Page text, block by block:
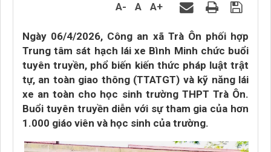
A- A A+
Ngày 06/4/2026, Công an xã Trà Ôn phối hợp
Trung tâm sát hạch lái xe Bình Minh chức buổi
tuyên truyền, phổ biến kiến thức pháp luật trật
tự, an toàn giao thông (TTATGT) và kỹ năng lái
xe an toàn cho học sinh trường THPT Trà Ôn.
Buổi tuyên truyền diễn với sự tham gia của hơn
1.000 giáo viên và học sinh của trường.